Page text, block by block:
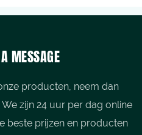
A MESSAGE
producten, neem dan
zijn 24 uur per dag online
beste prijzen en producten